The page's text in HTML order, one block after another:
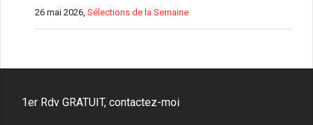
26 mai 2026,Sélections de la Semaine
1er Rdv GRATUIT, contactez-moi